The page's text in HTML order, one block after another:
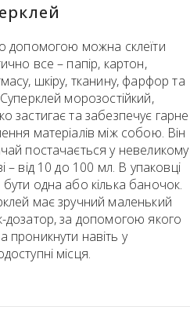
допомогою можна склеїти
все – папір, картон,
шкіру, тканину, фарфор та
морозостійкий,
застигає та забезпечує гарне
матеріалів між собою. Він
постачається у невеликому
– від 10 до 100 мл. В упаковці
одна або кілька баночок.
має зручний маленький
дозатор, за допомогою якого
проникнути навіть у
місця.